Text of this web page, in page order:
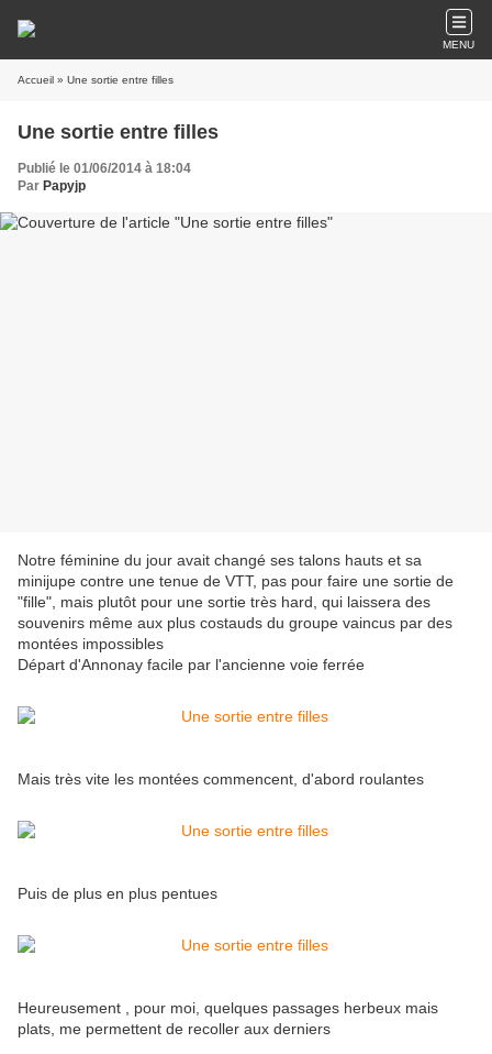
MENU
Accueil » Une sortie entre filles
Une sortie entre filles
Publié le 01/06/2014 à 18:04
Par Papyjp
Notre féminine du jour avait changé ses talons hauts et sa
minijupe contre une tenue de VTT, pas pour faire une sortie de
"fille", mais plutôt pour une sortie très hard, qui laissera des
souvenirs même aux plus costauds du groupe vaincus par des
montées impossibles
Départ d'Annonay facile par l'ancienne voie ferrée
Mais très vite les montées commencent, d'abord roulantes
Puis de plus en plus pentues
Heureusement , pour moi, quelques passages herbeux mais
plats, me permettent de recoller aux derniers